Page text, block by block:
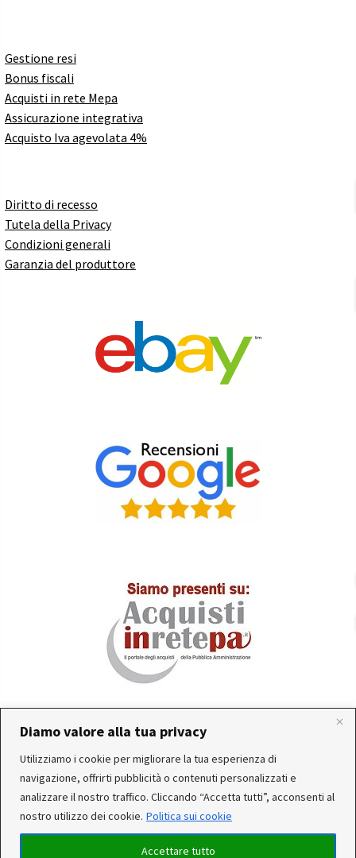
Diamo valore alla tua privacy
Utilizziamo i cookie per migliorare la tua esperienza di
navigazione, offrirti pubblicità o contenuti personalizzati e
analizzare il nostro traffico. Cliccando “Accetta tutti”, acconsenti al
nostro utilizzo dei cookie. Politica sui cookie
Accettare tutto
In occasione delle FERIE ESTIVE, alcune aziende
produttrici e corrieri potrebbero sospendere o rallentare
temporaneamente le attività. Per questo motivo, gli
ordini di alcuni reparti (Utensileria - Ferramenta - arredo)
ricevuti, potrebbero essere CONSEGNATI DOPO IL 25-08-
Gestione resi
Bonus fiscali
Acquisti in rete Mepa
Assicurazione integrativa
Acquisto Iva agevolata 4%
Diritto di recesso
Tutela della Privacy
Condizioni generali
Garanzia del produttore
Servizio clienti attivo: Da Lunedì a Venerdì dalle 10:30 alle
12:30 e dalle 15:30 alle 17:30